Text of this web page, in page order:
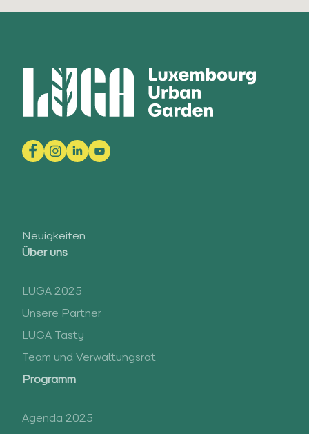
Neuigkeiten
Über uns
LUGA 2025
Unsere Partner
LUGA Tasty
Team und Verwaltungsrat
Programm
Agenda 2025